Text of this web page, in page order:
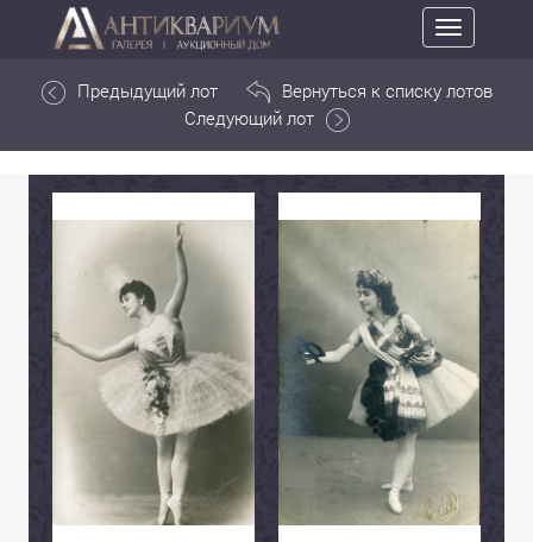
Toggle
navigation
Предыдущий лот
Вернуться к списку лотов
Следующий лот